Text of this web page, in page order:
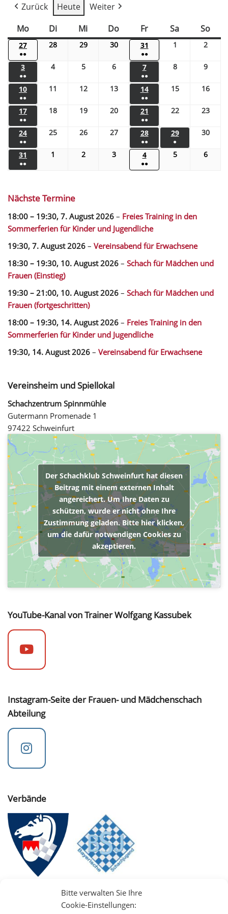
Bitte verwalten Sie Ihre
Cookie-Einstellungen:
Zurück Heute
Weiter
Mo
Di Mi Do Fr Sa So
27
●●
28 29 30 31
●●
1 2
3
●●
4 5 6 7
●●
8 9
10
●●
11 12 13 14
●●
15 16
17
●●
18 19 20 21
●●
22 23
24
●●
25 26 27 28
●●
29
●
30
31
●●
1 2 3 4
●●
5 6
Nächste Termine
18:00 – 19:30, 7. August 2026 – Freies Training in den
Sommerferien für Kinder und Jugendliche
19:30, 7. August 2026 – Vereinsabend für Erwachsene
18:30 – 19:30, 10. August 2026 – Schach für Mädchen und
Frauen (Einstieg)
19:30 – 21:00, 10. August 2026 – Schach für Mädchen und
Frauen (fortgeschritten)
18:00 – 19:30, 14. August 2026 – Freies Training in den
Sommerferien für Kinder und Jugendliche
19:30, 14. August 2026 – Vereinsabend für Erwachsene
Vereinsheim und Spiellokal
Schachzentrum Spinnmühle
Gutermann Promenade 1
97422 Schweinfurt
Der Schachklub Schweinfurt hat diesen
Beitrag mit einem externen Inhalt
angereichert. Um Ihre Daten zu
schützen, wurde er nicht ohne Ihre
Zustimmung geladen. Bitte hier klicken,
um die dafür notwendigen Cookies zu
akzeptieren.
YouTube-Kanal von Trainer Wolfgang Kassubek
Instagram-Seite der Frauen- und Mädchenschach
Abteilung
Verbände